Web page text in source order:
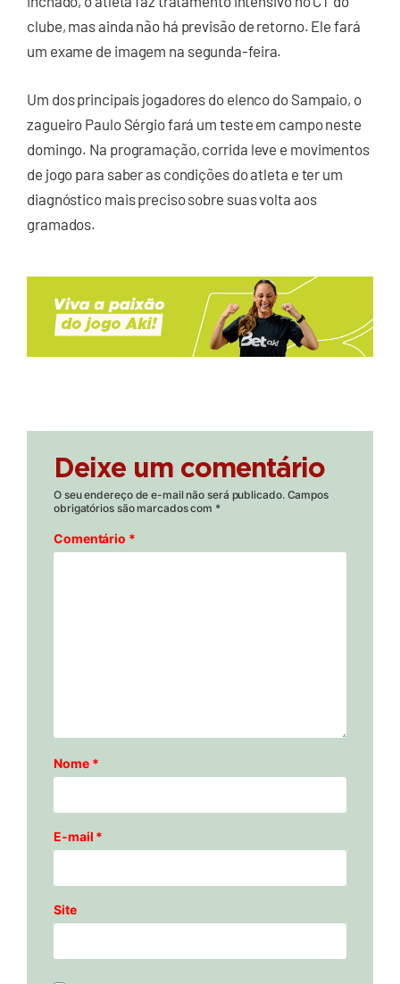
clube, mas ainda não há previsão de retorno. Ele fará
um exame de imagem na segunda-feira.
Um dos principais jogadores do elenco do Sampaio, o
zagueiro Paulo Sérgio fará um teste em campo neste
domingo. Na programação, corrida leve e movimentos
de jogo para saber as condições do atleta e ter um
diagnóstico mais preciso sobre suas volta aos
gramados.
Deixe um comentário
O seu endereço de e-mail não será publicado. Campos
obrigatórios são marcados com *
Comentário *
Nome *
E-mail *
Site